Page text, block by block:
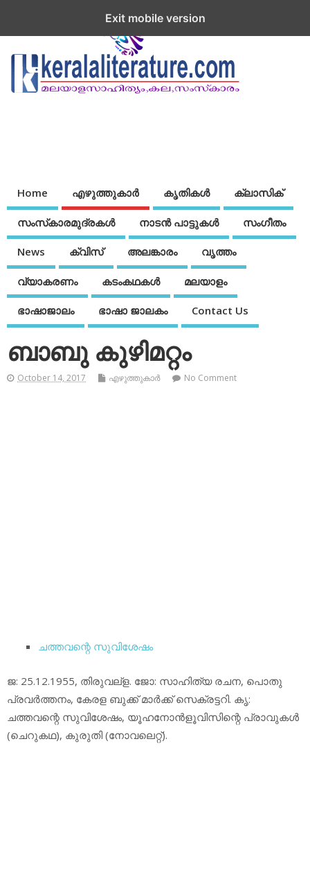
Home എഴുത്തുകാര്‍ കൃതികൾ ക്ലാസിക്
സംസ്‌കാരമുദ്രകള്‍ നാടന്‍ പാട്ടുകള്‍ സംഗീതം
News ക്വിസ് അലങ്കാരം വൃത്തം
വ്യാകരണം കടംകഥകള്‍ മലയാളം
ഭാഷാജാലം ഭാഷാ ജാലകം Contact Us
ബാബു കുഴിമറ്റം
October 14, 2017 എഴുത്തുകാര്‍ No Comment
ചത്തവന്റെ സുവിശേഷം
ജ: 25.12.1955, തിരുവല്‌ള. ജോ: സാഹിത്യ രചന, പൊതു
പ്രവര്‍ത്തനം, കേരള ബുക്ക് മാര്‍ക്ക് സെക്രട്ടറി. കൃ:
ചത്തവന്റെ സുവിശേഷം, യൂഹനോന്‍ളൂവിസിന്റെ പ്രാവുകള്‍
(ചെറുകഥ), കുരുതി (നോവലെറ്റ്).
Exit mobile version